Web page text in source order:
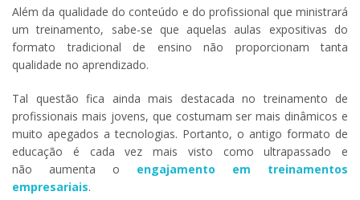
Além da qualidade do conteúdo e do profissional que ministrará
um treinamento, sabe-se que aquelas aulas expositivas do
formato tradicional de ensino não proporcionam tanta
qualidade no aprendizado.
Tal questão fica ainda mais destacada no treinamento de
profissionais mais jovens, que costumam ser mais dinâmicos e
muito apegados a tecnologias. Portanto, o antigo formato de
educação é cada vez mais visto como ultrapassado e
não aumenta o engajamento em treinamentos
empresariais.